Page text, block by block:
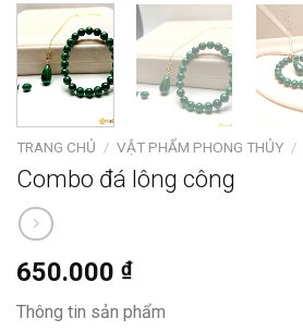
TRANG CHỦ / VẬT PHẨM PHONG THỦY /
Combo đá lông công
650.000 ₫
Thông tin sản phẩm